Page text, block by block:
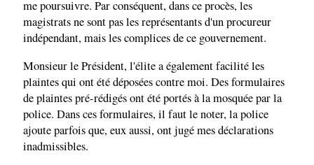
me poursuivre. Par conséquent, dans ce procès, les
magistrats ne sont pas les représentants d'un procureur
indépendant, mais les complices de ce gouvernement.
Monsieur le Président, l'élite a également facilité les
plaintes qui ont été déposées contre moi. Des formulaires
de plaintes pré-rédigés ont été portés à la mosquée par la
police. Dans ces formulaires, il faut le noter, la police
ajoute parfois que, eux aussi, ont jugé mes déclarations
inadmissibles.